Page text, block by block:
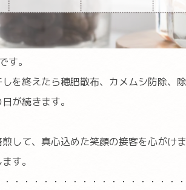
す。
を終えたら穂肥散布、カメムシ防除、除
が続きます。
して、真心込めた笑顔の接客を心がけま
す。
・・・・・・・・・・・・・・・・・